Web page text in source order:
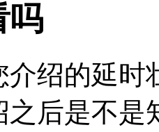
吗
介绍的延
之后是不是